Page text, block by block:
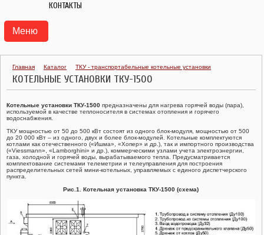
КОНТАКТЫ
Меню
ПУНКТЫ ГАЗОРЕГУЛЯТОРНЫЕ БЛОЧНЫЕ ПГБ
ТРАНСПОРТАБЕЛЬНЫЕ КОТЕЛЬНЫЕ УСТАНОВКИ ТКУ
ГАЗОРЕГУЛЯТОРНЫЕ УСТАНОВКИ УГРШ, ГРУ
ГАЗОРЕГУЛЯТОРНЫЕ ПУНКТЫ ГРПШ, ГРПН, ГСГО
ПУНКТЫ УЧЕТА РАСХОДА ГАЗА ПУРГ
РЕГУЛЯТОРЫ ДАВЛЕНИЯ ГАЗА
Главная Каталог ТКУ - транспортабельные котельные установки
КОТЕЛЬНЫЕ УСТАНОВКИ ТКУ-1500
Котельные установки ТКУ-1500 предназначены для нагрева горячей воды (пара),
используемой в качестве теплоносителя в системах отопления и горячего
водоснабжения.
ТКУ мощностью от 50 до 500 кВт состоят из одного блок-модуля, мощностью от 500
до 20 000 кВт – из одного, двух и более блок-модулей. Котельные комплектуются
котлами как отечественного («Ишма», «Хопер» и др.), так и импортного производства
(«Viessmann», «Lamborghini» и др.), коммерческими узлами учета электроэнергии,
газа, холодной и горячей воды, вырабатываемого тепла. Предусматривается
комплектование системами телеметрии и телеуправления для построения
распределительных сетей мини-котельных, управляемых с единого диспетчерского
пункта.
Рис.1. Котельная установка ТКУ-1500 (схема)